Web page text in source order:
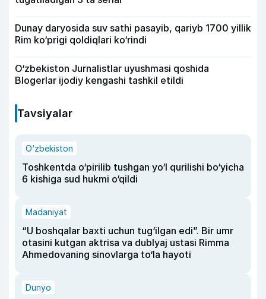
Dunay daryosida suv sathi pasayib, qariyb 1700 yillik
Rim ko‘prigi qoldiqlari ko‘rindi
O‘zbekiston Jurnalistlar uyushmasi qoshida
Blogerlar ijodiy kengashi tashkil etildi
Tavsiyalar
O‘zbekiston
Toshkentda o‘pirilib tushgan yo‘l qurilishi bo‘yicha
6 kishiga sud hukmi o‘qildi
Madaniyat
“U boshqalar baxti uchun tug‘ilgan edi”. Bir umr
otasini kutgan aktrisa va dublyaj ustasi Rimma
Ahmedovaning sinovlarga to‘la hayoti
Dunyo